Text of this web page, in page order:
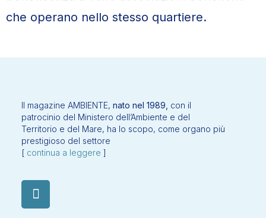
che operano nello stesso quartiere.
Il magazine AMBIENTE, nato nel 1989, con il
patrocinio del Ministero dell’Ambiente e del
Territorio e del Mare, ha lo scopo, come organo più
prestigioso del settore
[ continua a leggere ]